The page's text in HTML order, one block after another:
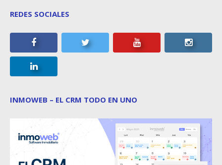
REDES SOCIALES
INMOWEB – EL CRM TODO EN UNO